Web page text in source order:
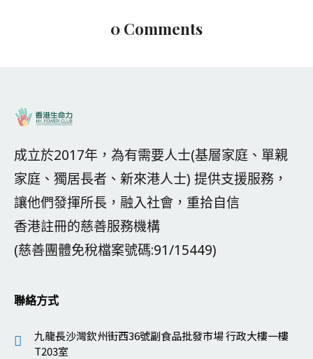
0 Comments
成立於2017年，為有需要人士(基層家庭、單親
家庭、獨居長者、新來港人士) 提供支援服務，
讓他們發揮所長，融入社會，重拾自信
香港註冊的慈善服務機構
(慈善團體免稅檔案號碼:91/15449)
聯絡方式
九龍長沙灣欽州街西36號副食品批發市場 行政大樓一樓
T203室